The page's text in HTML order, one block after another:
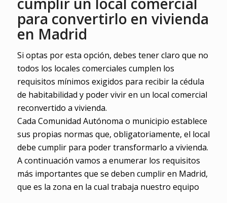
para convertirlo en vivienda
en Madrid
Si optas por esta opción, debes tener claro que no
todos los locales comerciales cumplen los
requisitos mínimos exigidos para recibir la cédula
de habitabilidad y poder vivir en un local comercial
reconvertido a vivienda.
Cada Comunidad Autónoma o municipio establece
sus propias normas que, obligatoriamente, el local
debe cumplir para poder transformarlo a vivienda.
A continuación vamos a enumerar los requisitos
más importantes que se deben cumplir en Madrid,
que es la zona en la cual trabaja nuestro equipo